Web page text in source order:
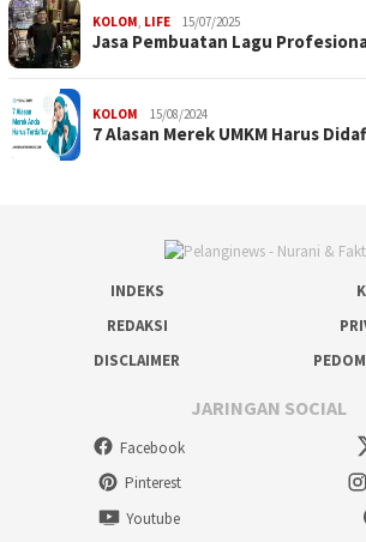
KOLOM, LIFE 15/07/2025
Jasa Pembuatan Lagu
KOLOM 15/08/2024
7 Alasan Merek UMKM Harus
INDEKS
REDAKSI
DISCLAIMER
JARINGAN SOCIAL
Facebook
Pinterest
Youtube